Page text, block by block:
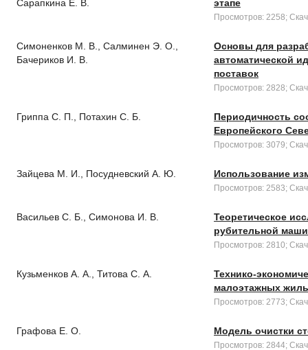
Сарапкина Е. В.
этапе
Просмотров: 2258;
Симоненков М. В., Салминен Э. О.,
Бачериков И. В.
Основы для
автоматической
поставок
Просмотров: 2828;
Гриппа С. П., Потахин С. Б.
Периодичность
Европейского
Просмотров: 3079;
Зайцева М. И., Посудневский А. Ю. Использование
Просмотров: 2583;
Васильев С. Б., Симонова И. В.
Теоретическое
рубительной
Просмотров: 2810;
Кузьменков А. А., Титова С. А.
Технико-
малоэтажных
Просмотров: 2773;
Графова Е. О. Модель очистки
Просмотров: 2844;